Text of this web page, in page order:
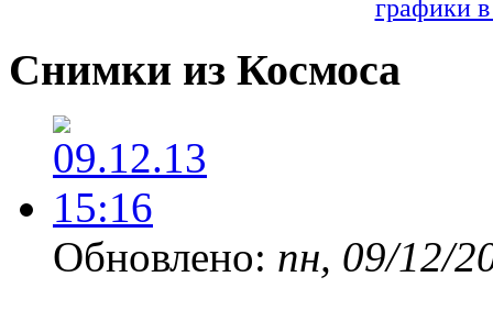
графики
Снимки из Космоса
Обновлено: пн, 09/12/